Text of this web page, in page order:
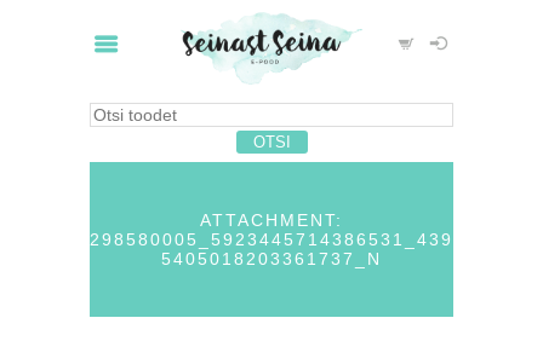
ATTACHMENT:
298580005_5923445714386531_439
5405018203361737_N